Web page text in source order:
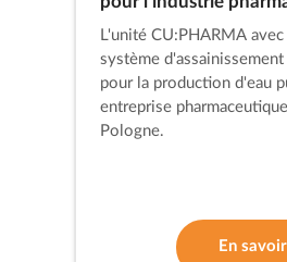
L'unité CU:PHARMA
système d'assainissement
pour la production d'eau
entreprise
Pologne.
En